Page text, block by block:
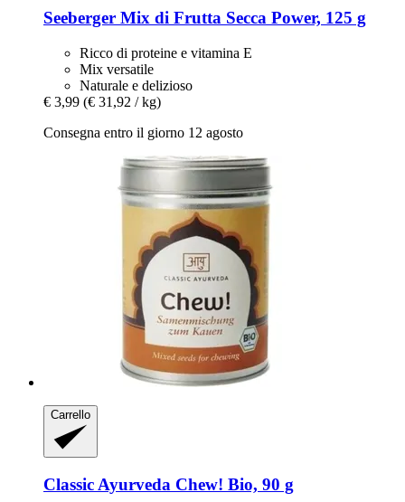
Seeberger Mix di Frutta Secca Power, 125 g
Ricco di proteine e vitamina E
Mix versatile
Naturale e delizioso
€ 3,99 (€ 31,92 / kg)
Consegna entro il giorno 12 agosto
Carrello
Classic Ayurveda Chew! Bio, 90 g